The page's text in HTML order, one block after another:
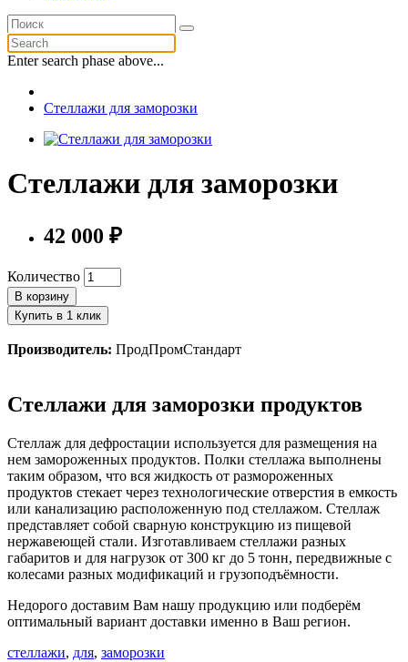
Enter search phase above...
Стеллажи для заморозки
Стеллажи для заморозки
42 000 ₽
Количество
В корзину
Купить в 1 клик
Производитель: ПродПромСтандарт
Стеллажи для заморозки продуктов
Стеллаж для дефростации используется для размещения на
нем замороженных продуктов. Полки стеллажа выполнены
таким образом, что вся жидкость от размороженных
продуктов стекает через технологические отверстия в емкость
или канализацию расположенную под стеллажом. Стеллаж
представляет собой сварную конструкцию из пищевой
нержавеющей стали. Изготавливаем стеллажи разных
габаритов и для нагрузок от 300 кг до 5 тонн, передвижные с
колесами разных модификаций и грузоподъёмности.
Недорого доставим Вам нашу продукцию или подберём
оптимальный вариант доставки именно в Ваш регион.
стеллажи, для, заморозки